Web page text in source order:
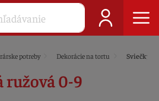
potreby Dekorácie na tortu Sviečky
ružová 0-9